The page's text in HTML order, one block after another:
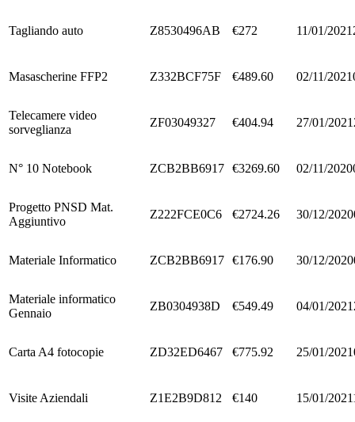
Tagliando auto Z8530496AB €272 11/01/
Masascherine FFP2 Z332BCF75F €489.60 02/11/
Telecamere video
sorveglianza
ZF03049327 €404.94 27/01/
N° 10 Notebook ZCB2BB6917 €3269.60 02/11/
Progetto PNSD Mat.
Aggiuntivo
Z222FCE0C6 €2724.26 30/12/
Materiale Informatico ZCB2BB6917 €176.90 30/12/
Materiale informatico
Gennaio
ZB0304938D €549.49 04/01/
Carta A4 fotocopie ZD32ED6467 €775.92 25/01/
Visite Aziendali Z1E2B9D812 €140 15/01/